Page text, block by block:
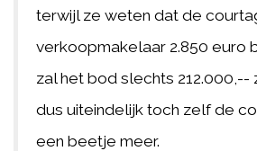
terwijl ze weten dat de
verkoopmakelaar 2.850 euro
zal het bod slechts 212.000,--
dus uiteindelijk toch zelf de
een beetje meer.